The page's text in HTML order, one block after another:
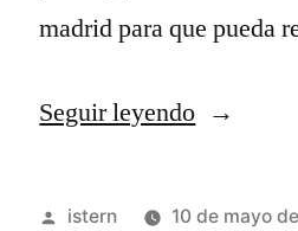
madrid para que pueda
Seguir leyendo«cantidad
Publicado
istern 10 de mayo